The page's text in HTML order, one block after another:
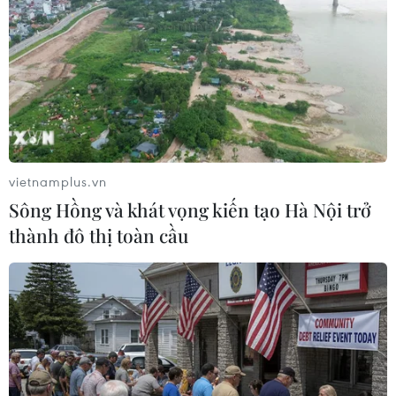
anh dũng hy sinh tại đảo Gạc Ma.
Thân nhân các gia đình liệt sỹ, chính quyền địa phương và các
cựu quân nhân từng công tác, chiến đấu tại Trường Sa dâng
hương tưởng niệm các Anh hùng Liệt sỹ hy sinh trên đảo Gạc
Ma. (Ảnh: Văn Dũng/TTXVN)
vietnamplus.vn
Sông Hồng và khát vọng kiến tạo Hà Nội trở
thành đô thị toàn cầu